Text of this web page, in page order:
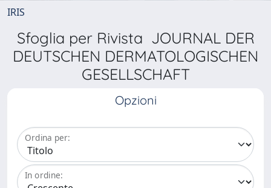
IRIS
Sfoglia per Rivista JOURNAL DER
DEUTSCHEN DERMATOLOGISCHEN
GESELLSCHAFT
Opzioni
Ordina per:
In ordine: